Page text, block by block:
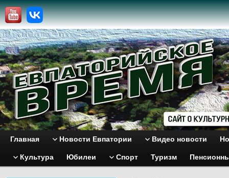
Главная Новости Евпатории Видео новости
Культура Юбилеи Спорт Туризм